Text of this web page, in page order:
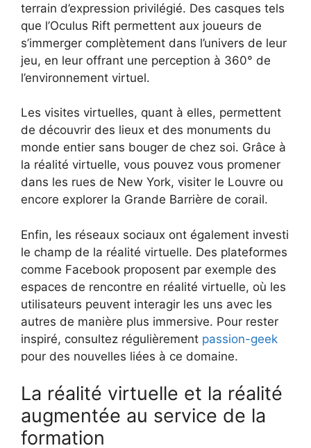
terrain d’expression privilégié. Des casques tels
que l’Oculus Rift permettent aux joueurs de
s’immerger complètement dans l’univers de leur
jeu, en leur offrant une perception à 360° de
l’environnement virtuel.
Les visites virtuelles, quant à elles, permettent
de découvrir des lieux et des monuments du
monde entier sans bouger de chez soi. Grâce à
la réalité virtuelle, vous pouvez vous promener
dans les rues de New York, visiter le Louvre ou
encore explorer la Grande Barrière de corail.
Enfin, les réseaux sociaux ont également investi
le champ de la réalité virtuelle. Des plateformes
comme Facebook proposent par exemple des
espaces de rencontre en réalité virtuelle, où les
utilisateurs peuvent interagir les uns avec les
autres de manière plus immersive. Pour rester
inspiré, consultez régulièrement passion-geek
pour des nouvelles liées à ce domaine.
La réalité virtuelle et la réalité
augmentée au service de la
formation